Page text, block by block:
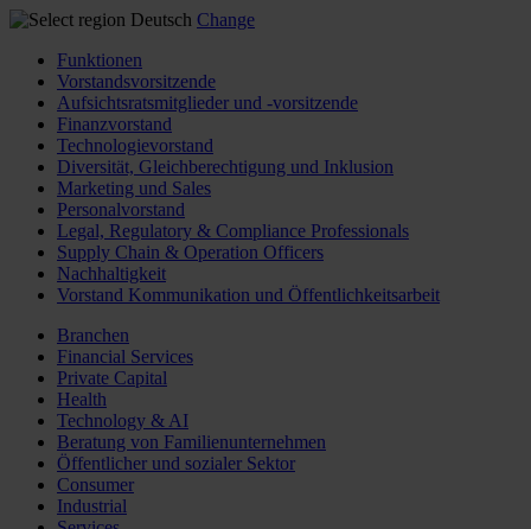
Deutsch Change
Funktionen
Vorstandsvorsitzende
Aufsichtsratsmitglieder und -vorsitzende
Finanzvorstand
Technologievorstand
Diversität, Gleichberechtigung und Inklusion
Marketing und Sales
Personalvorstand
Legal, Regulatory & Compliance Professionals
Supply Chain & Operation Officers
Nachhaltigkeit
Vorstand Kommunikation und Öffentlichkeitsarbeit
Branchen
Financial Services
Private Capital
Health
Technology & AI
Beratung von Familienunternehmen
Öffentlicher und sozialer Sektor
Consumer
Industrial